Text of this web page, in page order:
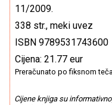
11/2009.
338 str., meki uvez
ISBN 9789531743600
Cijena: 21.77 eur
Preračunato po fiksnom
Cijene knjiga su